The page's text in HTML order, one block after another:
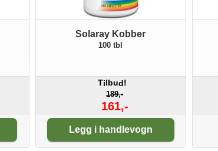
Solaray Kobber
100 tbl
Tilbud!
189,-
161,-
Legg i handlevogn